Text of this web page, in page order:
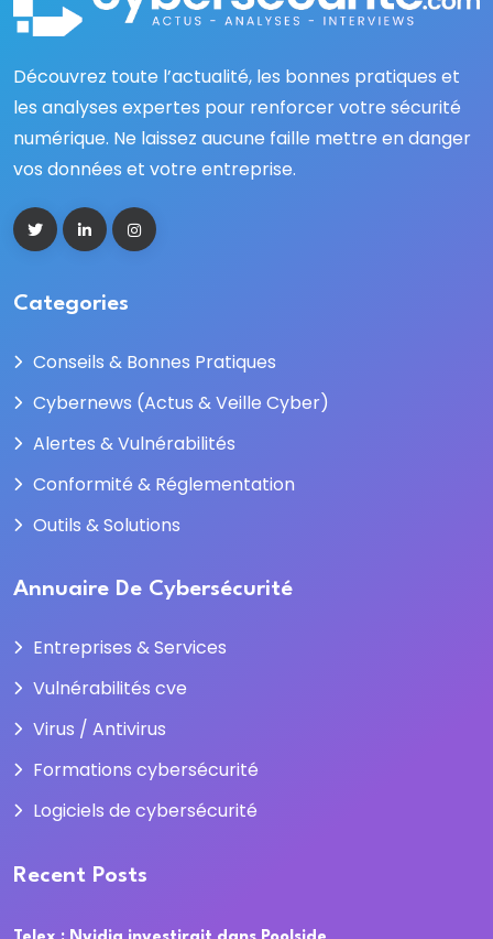
Découvrez toute l’actualité, les bonnes pratiques et
les analyses expertes pour renforcer votre sécurité
numérique. Ne laissez aucune faille mettre en danger
vos données et votre entreprise.
Categories
Conseils & Bonnes Pratiques
Cybernews (Actus & Veille Cyber)
Alertes & Vulnérabilités
Conformité & Réglementation
Outils & Solutions
Annuaire De Cybersécurité
Entreprises & Services
Vulnérabilités cve
Virus / Antivirus
Formations cybersécurité
Logiciels de cybersécurité
Recent Posts